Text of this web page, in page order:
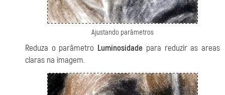
Ajustando parâmetros
Reduza o parâmetro Luminosidade para reduzir as areas
claras na imagem.